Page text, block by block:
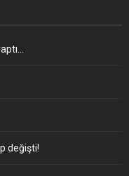
değişti!